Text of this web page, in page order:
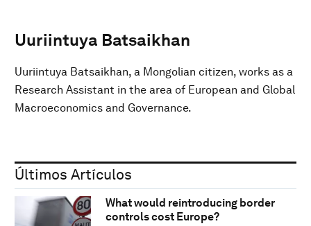
Uuriintuya Batsaikhan
Uuriintuya Batsaikhan, a Mongolian citizen, works as a
Research Assistant in the area of European and Global
Macroeconomics and Governance.
Últimos Artículos
What would reintroducing border
controls cost Europe?